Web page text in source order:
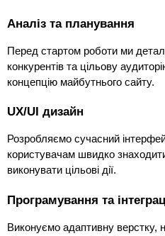
Аналіз та планування
Перед стартом роботи ми
конкурентів та цільову
концепцію майбутнього сайту.
UX/UI дизайн
Розробляємо сучасний
користувачам швидко
виконувати цільові дії.
Програмування та
Виконуємо адаптивну верстку,